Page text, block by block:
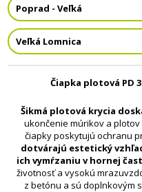
Poprad - Veľká
Veľká Lomnica
Čiapka plotová PD
Šikmá plotová krycia
ukončenie múrikov a
čiapky poskytujú ochranu
dotvárajú estetický
ich vymŕzaniu v hornej
životnosť a vysokú
z betónu a sú doplnkovým